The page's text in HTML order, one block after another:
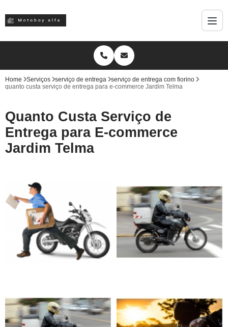
Home Serviços serviço de entrega
serviço de entrega com fiorino
quanto custa serviço de entrega para e-commerce Jardim Telma
Quanto Custa Serviço de
Entrega para E-commerce
Jardim Telma